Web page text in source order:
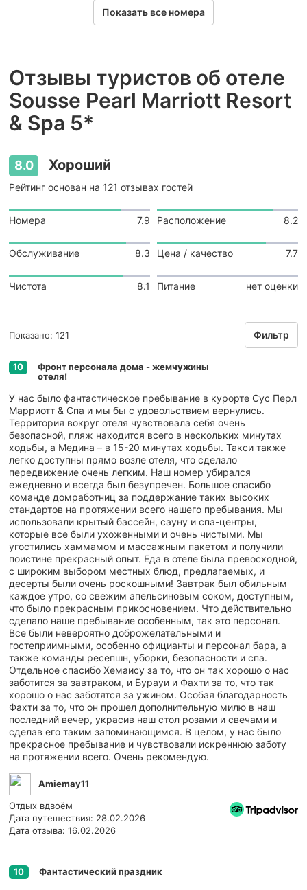
Показать все номера
Отзывы туристов об отеле
Sousse Pearl Marriott Resort
& Spa 5*
8.0 Хороший
Рейтинг основан на 121 отзывах гостей
Номера 7.9 Расположение 8.2
Обслуживание 8.3 Цена / качество 7.7
Чистота 8.1 Питание нет оценки
Показано: 121 Фильтр
10
Фронт персонала дома - жемчужины
отеля!
У нас было фантастическое пребывание в курорте Сус Перл
Марриотт & Спа и мы бы с удовольствием вернулись.
Территория вокруг отеля чувствовала себя очень
безопасной, пляж находится всего в нескольких минутах
ходьбы, а Медина – в 15-20 минутах ходьбы. Такси также
легко доступны прямо возле отеля, что сделало
передвижение очень легким. Наш номер убирался
ежедневно и всегда был безупречен. Большое спасибо
команде домработниц за поддержание таких высоких
стандартов на протяжении всего нашего пребывания. Мы
использовали крытый бассейн, сауну и спа-центры,
которые все были ухоженными и очень чистыми. Мы
угостились хаммамом и массажным пакетом и получили
поистине прекрасный опыт. Еда в отеле была превосходной,
с широким выбором местных блюд, предлагаемых, и
десерты были очень роскошными! Завтрак был обильным
каждое утро, со свежим апельсиновым соком, доступным,
что было прекрасным прикосновением. Что действительно
сделало наше пребывание особенным, так это персонал.
Все были невероятно доброжелательными и
гостеприимными, особенно официанты и персонал бара, а
также команды ресепшн, уборки, безопасности и спа.
Отдельное спасибо Хемаису за то, что он так хорошо о нас
заботится за завтраком, и Бурауи и Фахти за то, что так
хорошо о нас заботятся за ужином. Особая благодарность
Фахти за то, что он прошел дополнительную милю в наш
последний вечер, украсив наш стол розами и свечами и
сделав его таким запоминающимся. В целом, у нас было
прекрасное пребывание и чувствовали искреннюю заботу
на протяжении всего. Очень рекомендую.
Amiemay11
Отдых вдвоём
Дата путешествия: 28.02.2026
Дата отзыва: 16.02.2026
10 Фантастический праздник